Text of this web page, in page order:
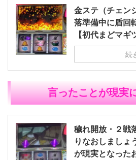
金ステ（チェン
落準備中に盾回
【初代まどマギ
続
言ったことが現実
穢れ開放・２戦
りなおしましょ
が現実となった